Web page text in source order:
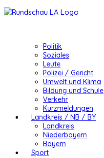
Politik
Soziales
Leute
Polizei / Gericht
Umwelt und Klima
Bildung und Schule
Verkehr
Kurzmeldungen
Landkreis / NB / BY
Landkreis
Niederbayern
Bayern
Sport